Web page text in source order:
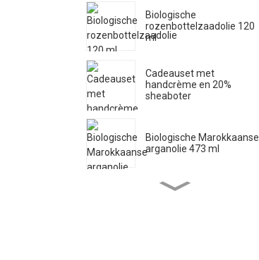
Biologische
rozenbottelzaadolie 120
ml
Cadeauset met
handcrème en 20%
sheaboter
Biologische Marokkaanse
arganolie 473 ml